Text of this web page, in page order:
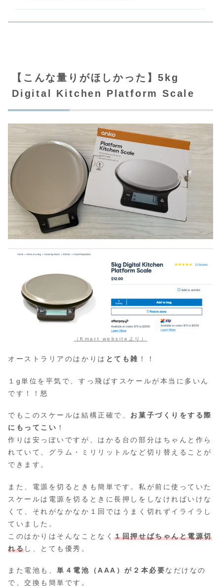
【こんな量りがほしかった】5kg
Digital Kitchen Platform Scale
（Kmart websiteより）
オーストラリアのはかりは とても雑 ！！
１g単位を平気で、すっ飛ばすスケールが本当に多いん
です！！怒
でもこのスケールは結構正確で、 お菓子づくりをする際
にもってこい ！
作りは安っぽいですが、はかる台の部分はちゃんと作ら
れていて、グラム・ミリリットルなど切り替えることが
できます。
また、電源を切るときも簡単です。私が前に使っていた
スケールは電源を切るときに長押しをしなければいけな
くて、それがなかなか１回ではうまく切れずイライラし
ていました。
このはかりはそんなことなく１回押せばちゃんと電源切
れるし、とても優秀。
また電池も、単４電池（AAA）が２本必要なだけなの
で、交換も簡単です。